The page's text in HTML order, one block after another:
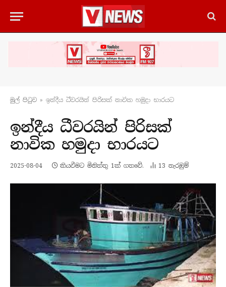
මුල් පිටු​ව » ඉන්දීය ධීවරයින් පිරිසක් නාවික හමුදා භාරයට
ඉන්දීය ධීවරයින් පිරිසක්
නාවික හමුදා භාරයට
2025-08-04 කියවීමට මිනිත්තු 1ක් ගතවේ. 13 නැරඹු​ම්